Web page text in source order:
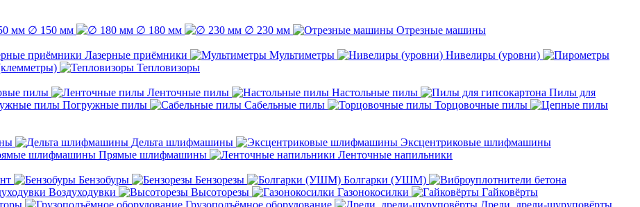
∅ 150 мм ∅ 180 мм ∅ 230 мм
Отрезные машины
Лазерные приёмники Мультиметры
Нивелиры (уровни)
Тепловизоры
пилы Ленточные пилы Настольные пилы
Пилы для
Погружные пилы Сабельные пилы
Торцовочные пилы
Дельта шлифмашины
Эксцентриковые шлифмашины
Прямые шлифмашины
Ленточные напильники
Бензобуры Бензорезы
Болгарки (УШМ)
Воздуходувки Высоторезы Газонокосилки
Гайковёрты
Грузоподъёмное оборудование
Дрели, дрели-шуруповёрты